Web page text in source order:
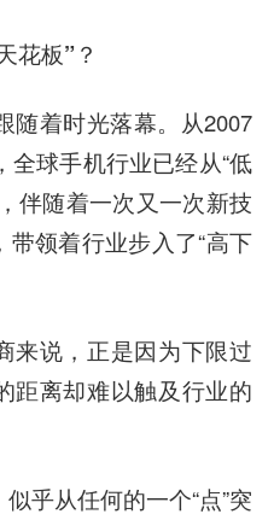
花板”？
随着时光落幕。从2007
全球手机行业已经从“低
伴随着一次又一次新技
领着行业步入了“高下
来说，正是因为下限过
距离却难以触及行业的
乎从任何的一个“点”突